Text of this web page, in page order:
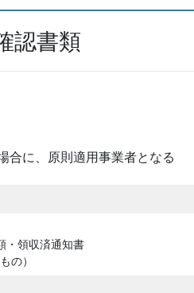
認書類
に、原則適用事業者となる
・領収済通知書
の）